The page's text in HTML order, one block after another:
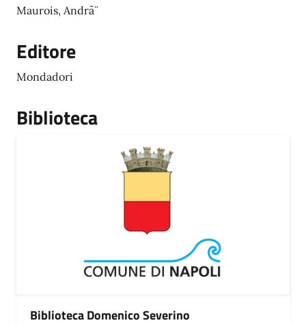
Maurois, Andrã¨
Editore
Mondadori
Biblioteca
Biblioteca Domenico Severino